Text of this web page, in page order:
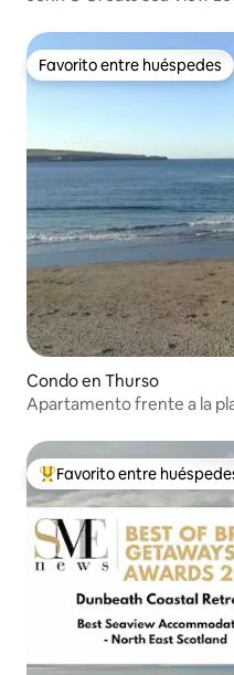
Favorito entre huéspedes
Favorito entre huéspedes
Condo en Thurso
Apartamento frente a la
Favorito entre huéspedes
Favorito entre